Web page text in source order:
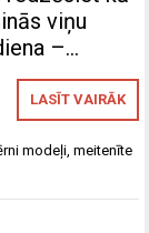
viņu
–…
LASĪT VAIRĀK
modeļi,meitenīte